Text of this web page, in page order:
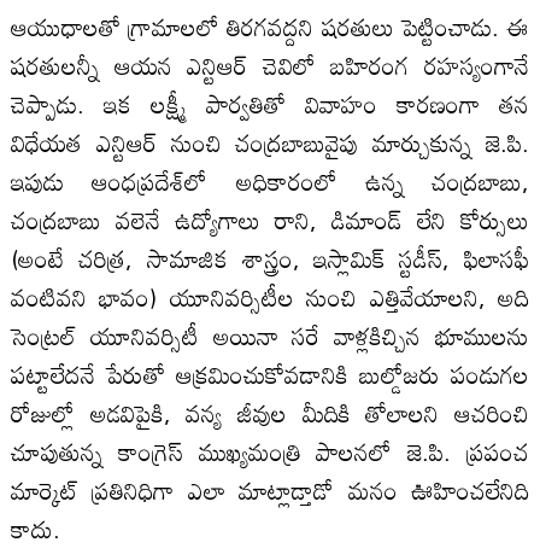
ఆయుధాలతో గ్రామాలలో తిరగవద్దని షరతులు పెట్టించాడు. ఈ
షరతులన్నీ ఆయన ఎన్టిఆర్ చెవిలో బహిరంగ రహస్యంగానే
చెప్పాడు. ఇక లక్ష్మీ పార్వతితో వివాహం కారణంగా తన
విధేయత ఎన్టిఆర్ నుంచి చంద్రబాబువైపు మార్చుకున్న జె.పి.
ఇపుడు ఆంధప్రదేశ్‌లో అధికారంలో ఉన్న చంద్రబాబు,
చంద్రబాబు వలెనే ఉద్యోగాలు రాని, డిమాండ్ లేని కోర్సులు
(అంటే చరిత్ర, సామాజిక శాస్త్రం, ఇస్లామిక్ స్టడీస్, ఫిలాసఫీ
వంటివని భావం) యూనివర్సిటీల నుంచి ఎత్తివేయాలని, అది
సెంట్రల్ యూనివర్సిటీ అయినా సరే వాళ్లకిచ్చిన భూములను
పట్టాలేదనే పేరుతో ఆక్రమించుకోవడానికి బుల్డోజరు పండుగల
రోజుల్లో అడవిపైకి, వన్య జీవుల మీదికి తోలాలని ఆచరించి
చూపుతున్న కాంగ్రెస్ ముఖ్యమంత్రి పాలనలో జె.పి. ప్రపంచ
మార్కెట్ ప్రతినిధిగా ఎలా మాట్లాడ్తాడో మనం ఊహించలేనిది
కాదు.